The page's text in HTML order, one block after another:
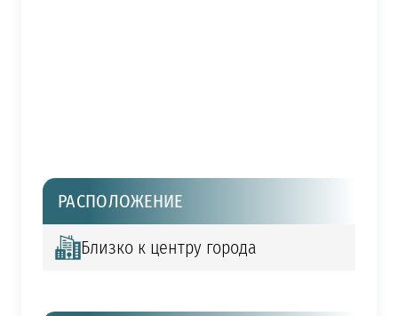
РАСПОЛОЖЕНИЕ
Близко к центру города